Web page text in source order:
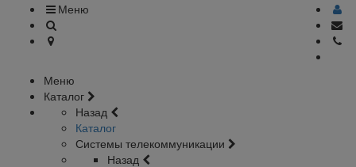
Меню
Меню
Каталог
Назад
Каталог
Системы телекоммуникации
Назад